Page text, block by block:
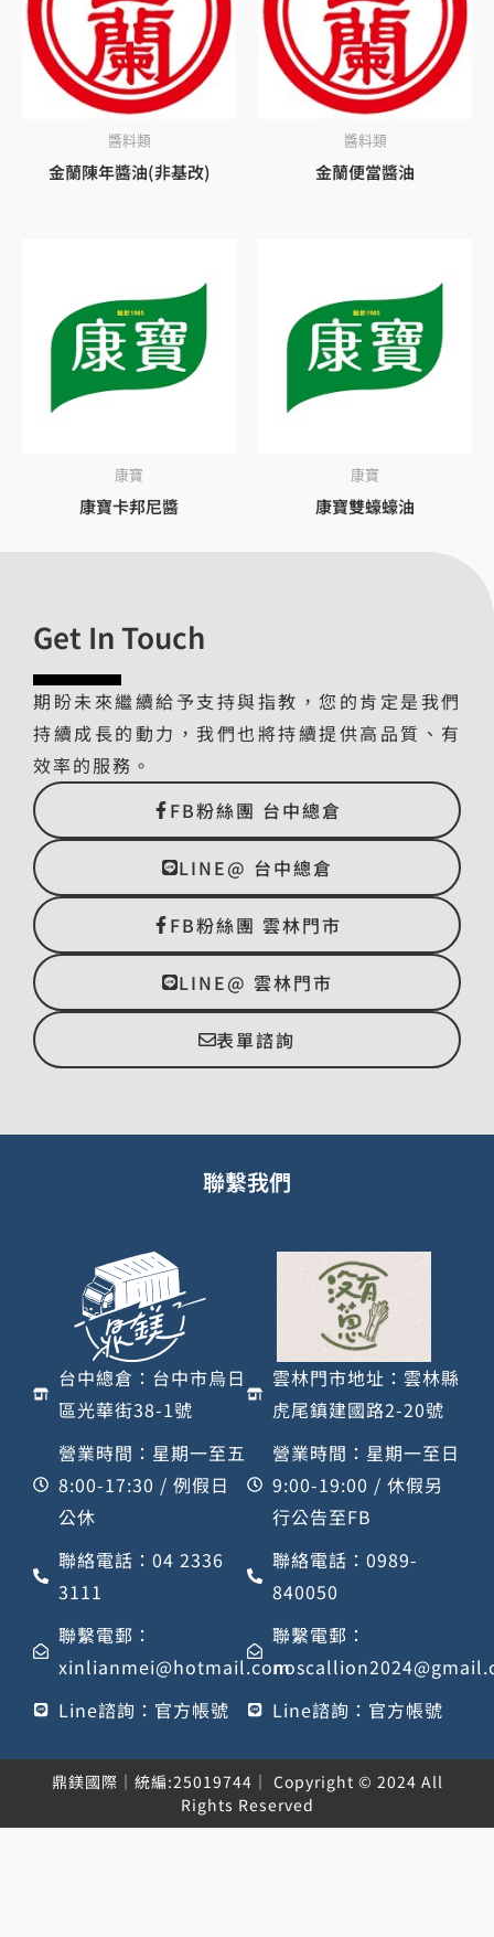
醬料類
金蘭陳年醬油(非基改)
醬料類
金蘭便當醬油
康寶
康寶卡邦尼醬
康寶
康寶雙蠔蠔油
Get In Touch
期盼未來繼續給予支持與指教，您的肯定是我們
持續成長的動力，我們也將持續提供高品質、有
效率的服務。
FB粉絲團 台中總倉
LINE@ 台中總倉
FB粉絲團 雲林門市
LINE@ 雲林門市
表單諮詢
聯繫我們
台中總倉：台中市烏日
區光華街38-1號
營業時間：星期一至五
8:00-17:30 / 例假日
公休
聯絡電話：04 2336
3111
聯繫電郵：
xinlianmei@hotmail.com
Line諮詢：官方帳號
雲林門市地址：雲林縣
虎尾鎮建國路2-20號
營業時間：星期一至日
9:00-19:00 / 休假另
行公告至FB
聯絡電話：0989-
840050
聯繫電郵：
Line諮詢：官方帳號
鼎鎂國際｜統編:25019744｜ Copyright © 2024 All
Rights Reserved